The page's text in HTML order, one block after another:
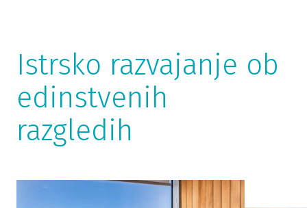
Istrsko razvajanje ob
edinstvenih
razgledih